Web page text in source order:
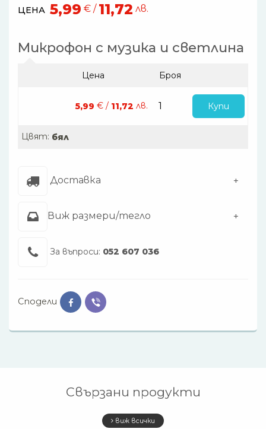
ЦЕНА 5,99 € / 11,72 лв.
Микрофон с музика и светлина
Цена Броя
5,99 € / 11,72 лв. Купи
Цвят: бял
Доставка
Виж размери/тегло
За въпроси: 052 607 036
Сподели
Свързани продукти
виж всички